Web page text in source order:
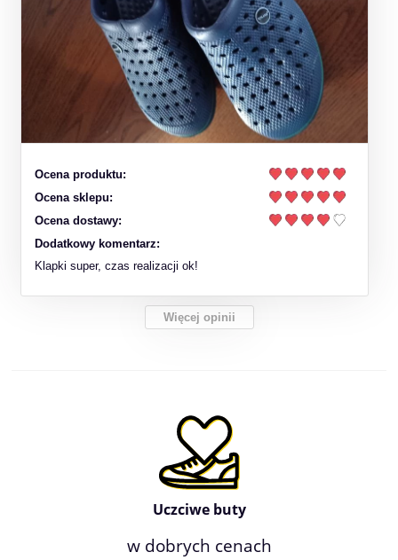
Ocena produktu:
Ocena sklepu:
Ocena dostawy:
Dodatkowy komentarz:
Klapki super, czas realizacji ok!
Więcej opinii
Uczciwe buty
w dobrych cenach